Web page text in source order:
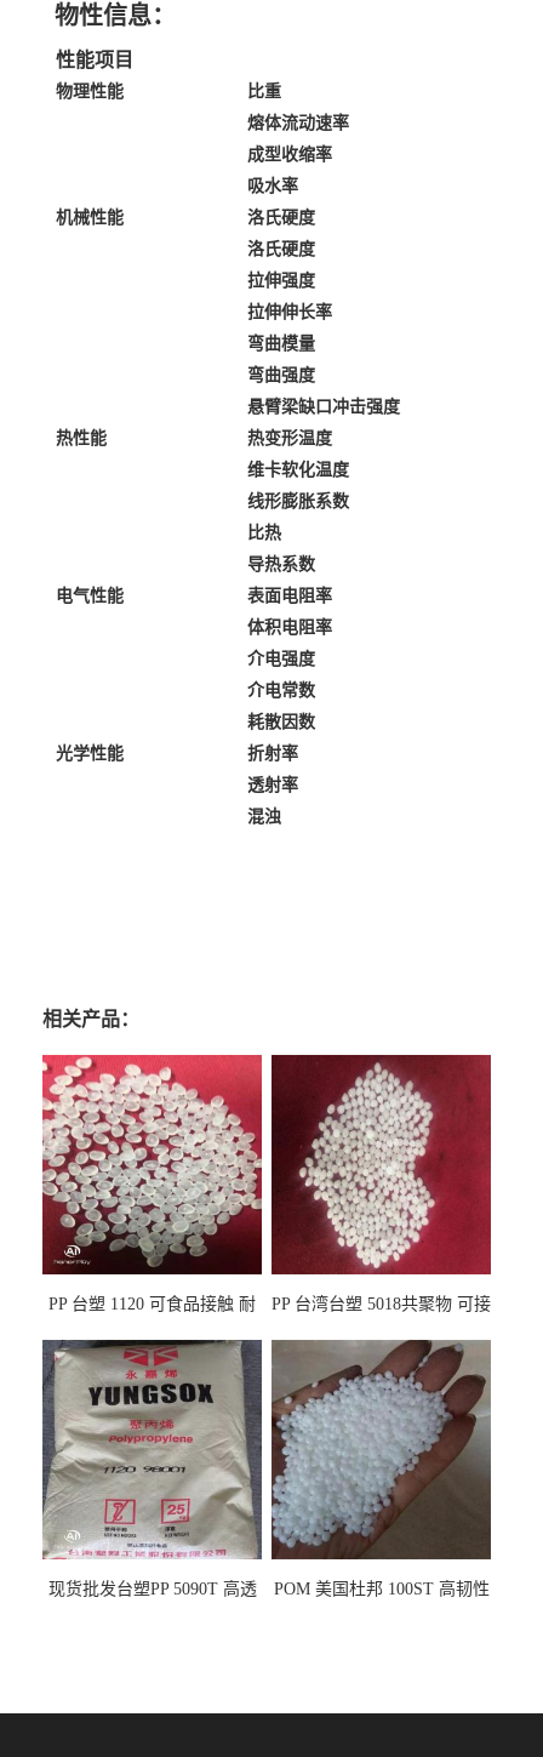
物性信息：
性能项目
物理性能
比重
熔体流动速率
成型收缩率
吸水率
机械性能
洛氏硬度
洛氏硬度
拉伸强度
拉伸伸长率
弯曲模量
弯曲强度
悬臂梁缺口冲击强度
热性能
热变形温度
维卡软化温度
线形膨胀系数
比热
导热系数
电气性能
表面电阻率
体积电阻率
介电强度
介电常数
耗散因数
光学性能
折射率
透射率
混浊
相关产品：
PP 台塑 1120 可食品接触 耐
PP 台湾台塑 5018共聚物 可接
现货批发台塑PP 5090T 高透
POM 美国杜邦 100ST 高韧性